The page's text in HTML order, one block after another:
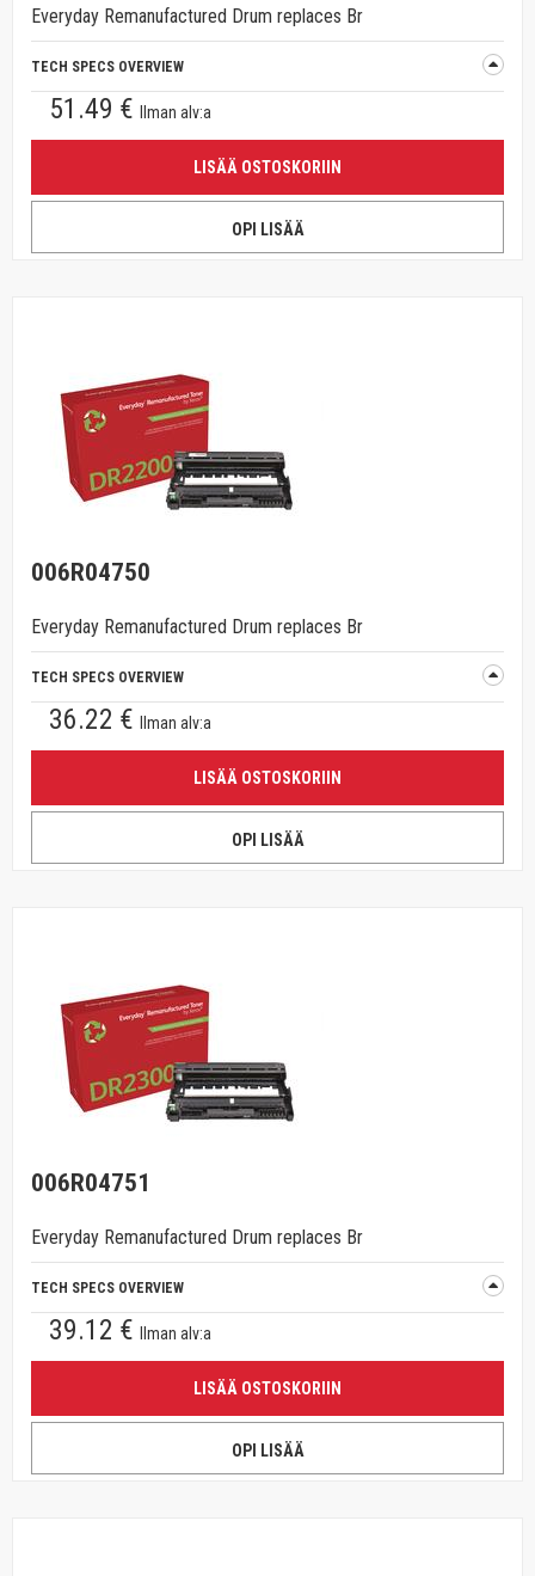
Everyday Remanufactured Drum replaces Br
TECH SPECS OVERVIEW
51.49 € Ilman alv:a
LISÄÄ OSTOSKORIIN
OPI LISÄÄ
006R04750
Everyday Remanufactured Drum replaces Br
TECH SPECS OVERVIEW
36.22 € Ilman alv:a
LISÄÄ OSTOSKORIIN
OPI LISÄÄ
006R04751
Everyday Remanufactured Drum replaces Br
TECH SPECS OVERVIEW
39.12 € Ilman alv:a
LISÄÄ OSTOSKORIIN
OPI LISÄÄ